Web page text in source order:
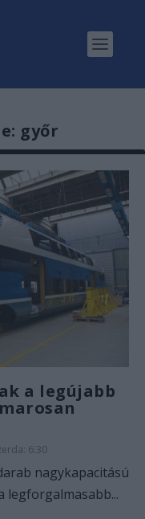
győr
a legújabb
6:30
nagykapacitású